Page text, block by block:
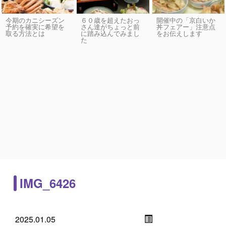
今期のカニシーズン
予約を確実に希望を
取る方法とは
６０歳を超えたおっ
さん達がちょっと前
に踏み込んでみまし
た
開催中の「京白いか
丼フェアー」注意点
をお伝えします
IMG_6426
2025.01.05